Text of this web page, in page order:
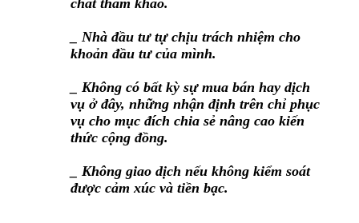
chất tham khảo.
_ Nhà đầu tư tự chịu trách nhiệm cho
khoản đầu tư của mình.
_ Không có bất kỳ sự mua bán hay dịch
vụ ở đây, những nhận định trên chỉ phục
vụ cho mục đích chia sẻ nâng cao kiến
thức cộng đồng.
_ Không giao dịch nếu không kiểm soát
được cảm xúc và tiền bạc.